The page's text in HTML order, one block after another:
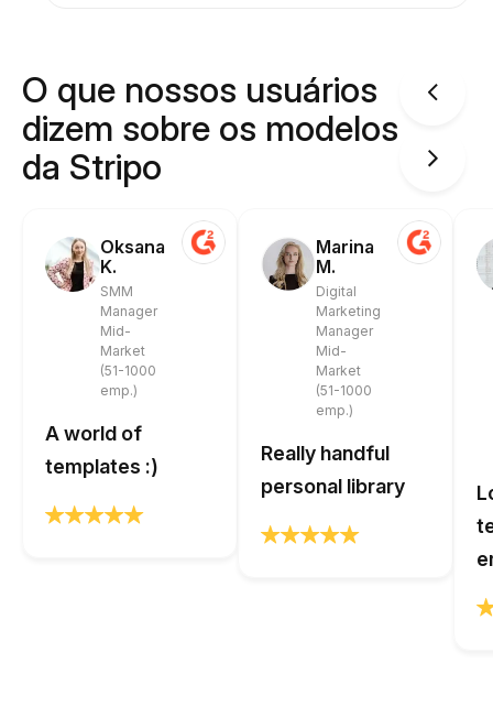
O que nossos usuários
dizem sobre os modelos
da Stripo
Oksana
K.
SMM
Manager
Mid-
Market
(51-1000
emp.)
A world of
templates :)
Marina
M.
Digital
Marketing
Manager
Mid-
Market
(51-1000
emp.)
Really handful
personal library